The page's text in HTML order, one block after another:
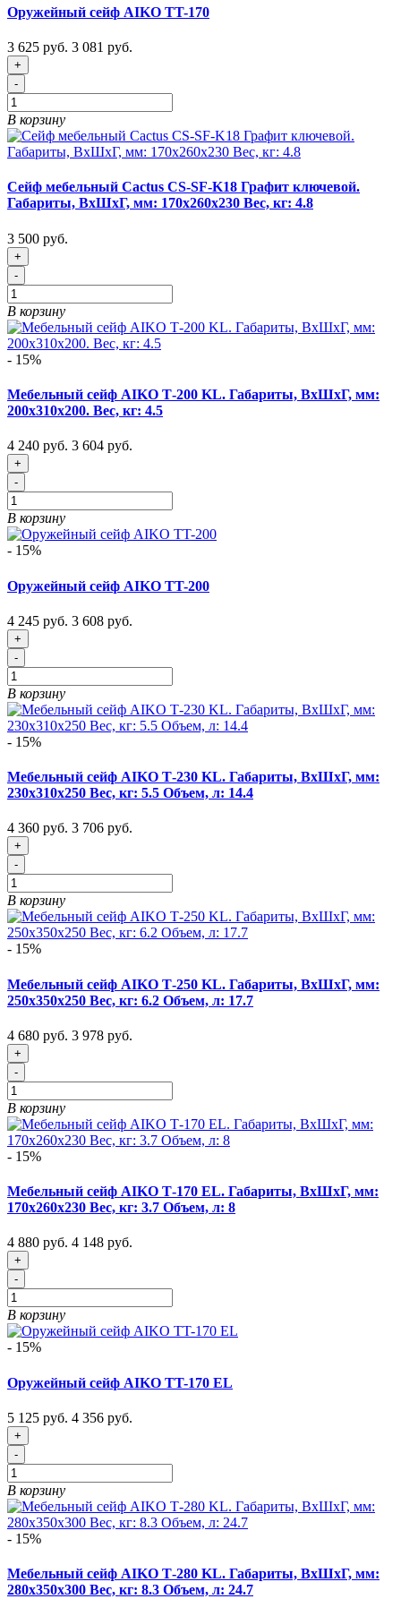
Оружейный сейф AIKO TT-170
3 625 руб. 3 081 руб.
+
-
В корзину
Сейф мебельный Cactus CS-SF-K18 Графит ключевой.
Габариты, ВxШxГ, мм: 170x260x230 Вес, кг: 4.8
3 500 руб.
+
-
В корзину
- 15%
Мебельный сейф AIKO Т-200 KL. Габариты, ВxШxГ, мм:
200x310x200. Вес, кг: 4.5
4 240 руб. 3 604 руб.
+
-
В корзину
- 15%
Оружейный сейф AIKO TT-200
4 245 руб. 3 608 руб.
+
-
В корзину
- 15%
Мебельный сейф AIKO Т-230 KL. Габариты, ВxШxГ, мм:
230x310x250 Вес, кг: 5.5 Объем, л: 14.4
4 360 руб. 3 706 руб.
+
-
В корзину
- 15%
Мебельный сейф AIKO Т-250 KL. Габариты, ВxШxГ, мм:
250x350x250 Вес, кг: 6.2 Объем, л: 17.7
4 680 руб. 3 978 руб.
+
-
В корзину
- 15%
Мебельный сейф AIKO Т-170 EL. Габариты, ВxШxГ, мм:
170x260x230 Вес, кг: 3.7 Объем, л: 8
4 880 руб. 4 148 руб.
+
-
В корзину
- 15%
Оружейный сейф AIKO TT-170 EL
5 125 руб. 4 356 руб.
+
-
В корзину
- 15%
Мебельный сейф AIKO Т-280 KL. Габариты, ВxШxГ, мм:
280x350x300 Вес, кг: 8.3 Объем, л: 24.7